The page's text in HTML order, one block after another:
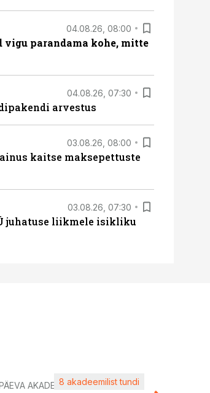
04.08.26, 08:00
vigu parandama kohe, mitte
04.08.26, 07:30
arvestus
03.08.26, 08:00
kaitse maksepettuste
03.08.26, 07:30
juhatuse liikmele isikliku
AKADEEMIA8 akadeemilist tundi